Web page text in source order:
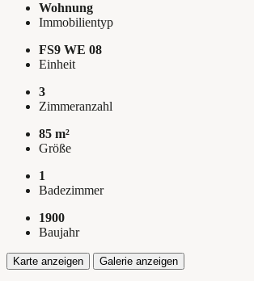
Wohnung
Immobilientyp
FS9 WE 08
Einheit
3
Zimmeranzahl
85 m²
Größe
1
Badezimmer
1900
Baujahr
Karte anzeigen Galerie anzeigen